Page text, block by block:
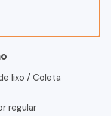
lixo / Coleta
regular